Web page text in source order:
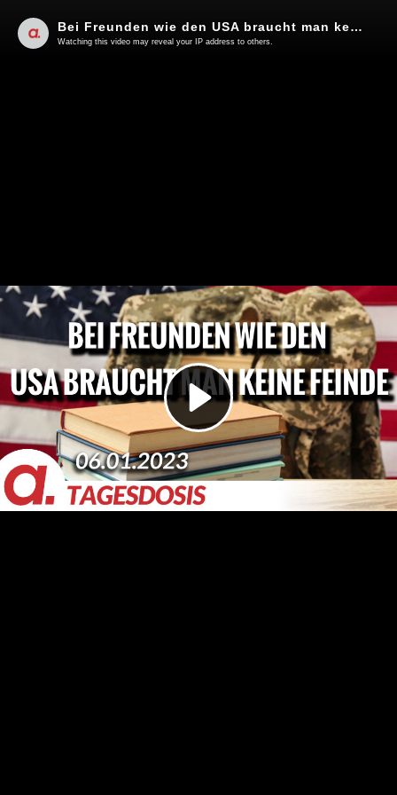
Play
Video
Bei Freunden wie den USA braucht man keine Feinde | Von Rainer Rupp
Watching this video may reveal your IP address to others.